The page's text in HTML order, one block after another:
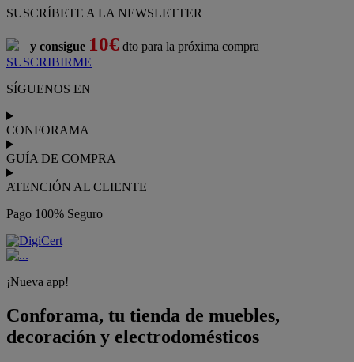
SUSCRÍBETE A LA NEWSLETTER
y consigue 10€ dto para la próxima compra
SUSCRIBIRME
SÍGUENOS EN
CONFORAMA
GUÍA DE COMPRA
ATENCIÓN AL CLIENTE
Pago 100% Seguro
¡Nueva app!
Conforama, tu tienda de muebles,
decoración y electrodomésticos